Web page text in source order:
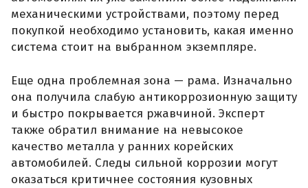
механическими устройствами, поэтому перед
покупкой необходимо установить, какая именно
система стоит на выбранном экземпляре.
Еще одна проблемная зона — рама. Изначально
она получила слабую антикоррозионную защиту
и быстро покрывается ржавчиной. Эксперт
также обратил внимание на невысокое
качество металла у ранних корейских
автомобилей. Следы сильной коррозии могут
оказаться критичнее состояния кузовных